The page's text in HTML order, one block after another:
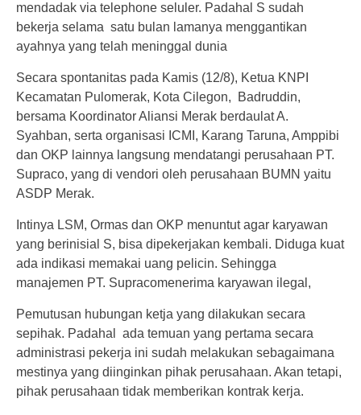
mendadak via telephone seluler. Padahal S sudah
bekerja selama satu bulan lamanya menggantikan
ayahnya yang telah meninggal dunia
Secara spontanitas pada Kamis (12/8), Ketua KNPI
Kecamatan Pulomerak, Kota Cilegon, Badruddin,
bersama Koordinator Aliansi Merak berdaulat A.
Syahban, serta organisasi ICMI, Karang Taruna, Amppibi
dan OKP lainnya langsung mendatangi perusahaan PT.
Supraco, yang di vendori oleh perusahaan BUMN yaitu
ASDP Merak.
Intinya LSM, Ormas dan OKP menuntut agar karyawan
yang berinisial S, bisa dipekerjakan kembali. Diduga kuat
ada indikasi memakai uang pelicin. Sehingga
manajemen PT. Supracomenerima karyawan ilegal,
Pemutusan hubungan ketja yang dilakukan secara
sepihak. Padahal ada temuan yang pertama secara
administrasi pekerja ini sudah melakukan sebagaimana
mestinya yang diinginkan pihak perusahaan. Akan tetapi,
pihak perusahaan tidak memberikan kontrak kerja.